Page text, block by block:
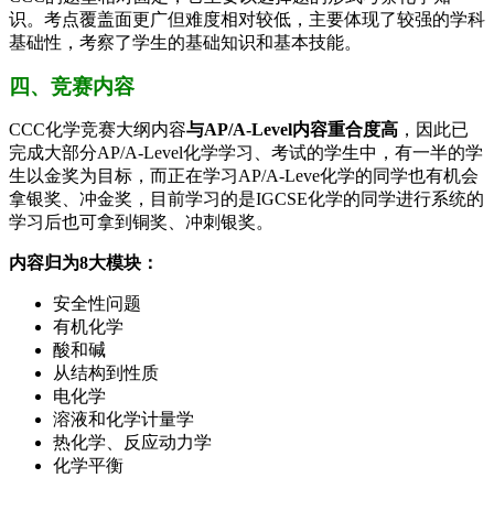
识。考点覆盖面更广但难度相对较低，主要体现了较强的学科
基础性，考察了学生的基础知识和基本技能。
四、竞赛内容
CCC化学竞赛大纲内容与AP/A-Level内容重合度高 ，因此已
完成大部分AP/A-Level化学学习、考试的学生中，有一半的学
生以金奖为目标，而正在学习AP/A-Leve化学的同学也有机会
拿银奖、冲金奖，目前学习的是IGCSE化学的同学进行系统的
学习后也可拿到铜奖、冲刺银奖。
内容归为8大模块：
安全性问题
有机化学
酸和碱
从结构到性质
电化学
溶液和化学计量学
热化学、反应动力学
化学平衡